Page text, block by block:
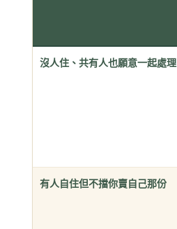
沒人住、共有人也願意一起處理
有人自住但不擋你賣自己那份